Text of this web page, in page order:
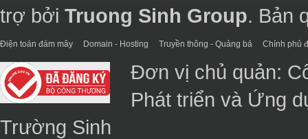
trợ bởi Truong Sinh Group. Bản
Điện toán đám mây Domain - Hosting Truyền thông - Quảng bá Chính phủ
Đơn vị chủ quản:
Phát triển và Ứng
Trường Sinh